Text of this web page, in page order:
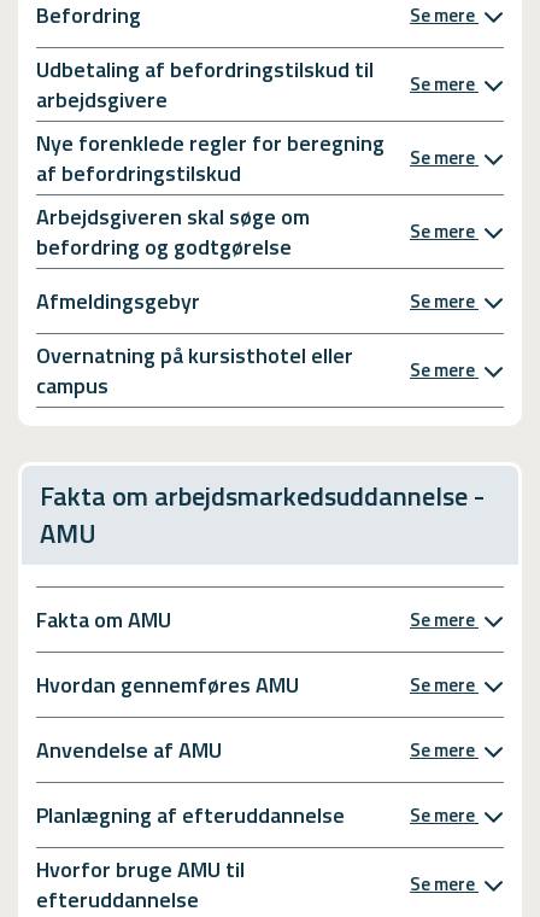
Befordring Se mere
Udbetaling af befordringstilskud til
arbejdsgivere
Se mere
Nye forenklede regler for beregning
af befordringstilskud
Se mere
Arbejdsgiveren skal søge om
befordring og godtgørelse
Se mere
Afmeldingsgebyr Se mere
Overnatning på kursisthotel eller
campus
Se mere
Fakta om arbejdsmarkedsuddannelse -
AMU
Fakta om AMU Se mere
Hvordan gennemføres AMU Se mere
Anvendelse af AMU Se mere
Planlægning af efteruddannelse Se mere
Hvorfor bruge AMU til
efteruddannelse
Se mere